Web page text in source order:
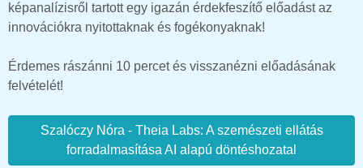
képanalízisről tartott egy igazán érdekfeszítő előadást az
innovációkra nyitottaknak és fogékonyaknak!
Érdemes rászánni 10 percet és visszanézni előadásának
felvételét!
Szalóczy Nóra - Theia Labs: A szemészeti ellátás
forradalmasítása AI alapú döntéshozatal